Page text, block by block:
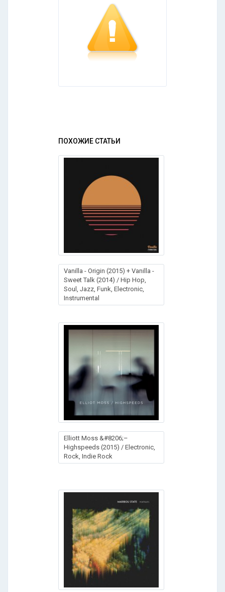
ПОХОЖИЕ СТАТЬИ
Vanilla - Origin (2015) + Vanilla -
Sweet Talk (2014) / Hip Hop,
Soul, Jazz, Funk, Electronic,
Instrumental
Elliott Moss &#8206;–
Highspeeds (2015) / Electronic,
Rock, Indie Rock